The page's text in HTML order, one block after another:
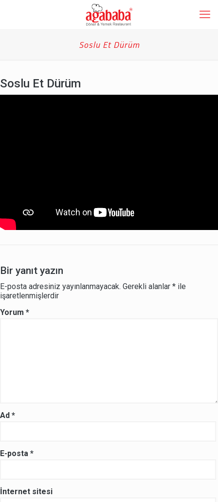
Soslu Et Dürüm
Soslu Et Dürüm
Bir yanıt yazın
E-posta adresiniz yayınlanmayacak. Gerekli alanlar * ile
işaretlenmişlerdir
Yorum *
Ad *
E-posta *
İnternet sitesi